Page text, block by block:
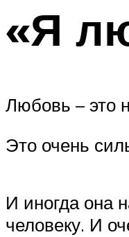
«Я
Любовь – это
Это очень
И иногда она
человеку. И